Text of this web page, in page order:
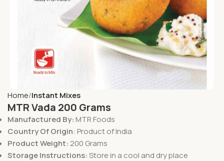
Home Instant Mixes
MTR Vada 200 Grams
Manufactured By: MTR Foods
Country Of Origin: Product of India
Product Weight: 200 Grams
Storage Instructions:Store in a cool and dry place